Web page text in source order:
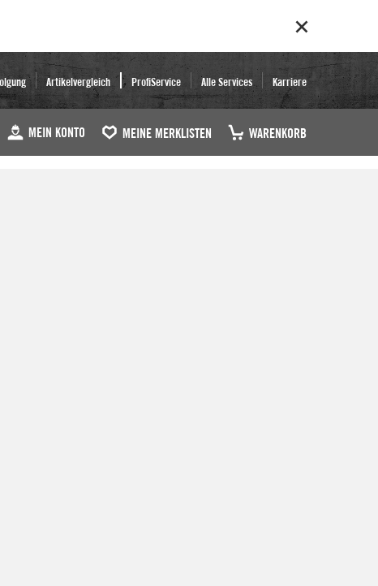
Artikelvergleich ProfiService Alle Services Karriere
MEIN KONTO MEINE MERKLISTEN WARENKORB